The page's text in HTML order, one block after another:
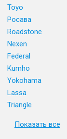
Toyo
Росава
Roadstone
Nexen
Federal
Kumho
Yokohama
Lassa
Triangle
Показать все